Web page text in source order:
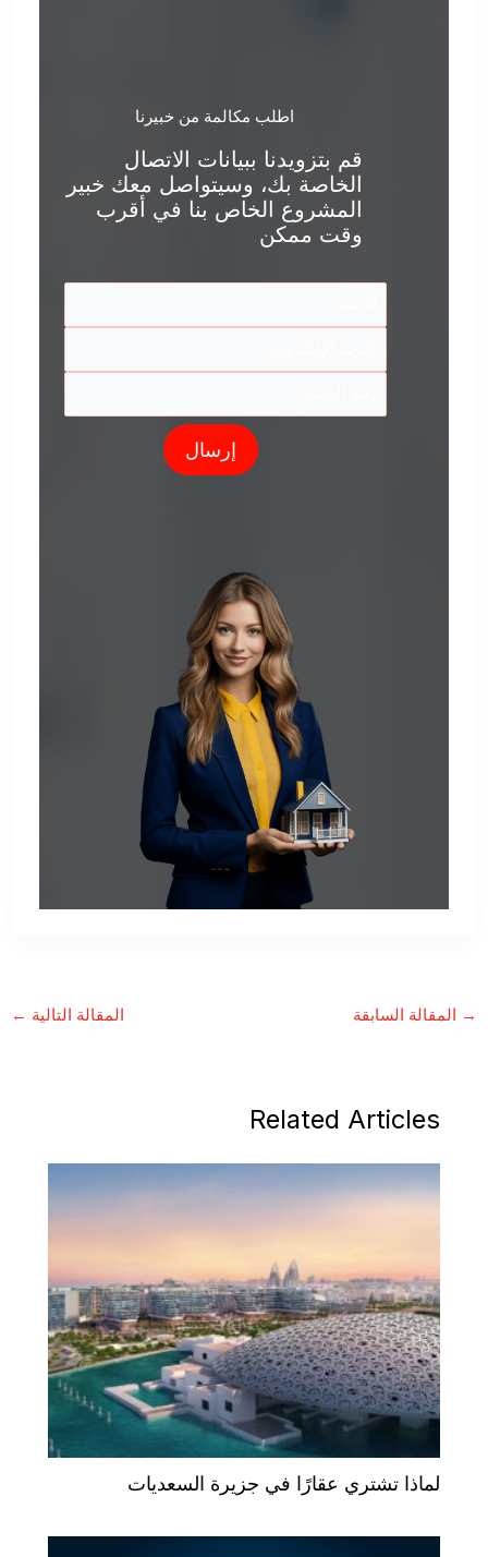
اطلب مكالمة من خبيرنا
قم بتزويدنا ببيانات الاتصال
الخاصة بك، وسيتواصل معك خبير
المشروع الخاص بنا في أقرب
وقت ممكن
إرسال
→ المقالة السابقة المقالة التالية ←
Related Articles
لماذا تشتري عقارًا في جزيرة السعديات